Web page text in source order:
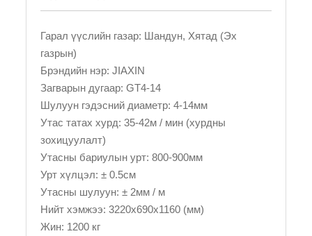
Гарал үүслийн газар: Шандун, Хятад (Эх
газрын)
Брэндийн нэр: JIAXIN
Загварын дугаар: GT4-14
Шулуун гэдэсний диаметр: 4-14мм
Утас татах хурд: 35-42м / мин (хурдны
зохицуулалт)
Утасны бариулын урт: 800-900мм
Урт хүлцэл: ± 0.5см
Утасны шулуун: ± 2мм / м
Нийт хэмжээ: 3220x690x1160 (мм)
Жин: 1200 кг